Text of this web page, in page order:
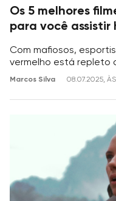
Os 5 melhores
para você assistir
Com mafiosos,
vermelho está repleto
Marcos Silva 08.07.2025,